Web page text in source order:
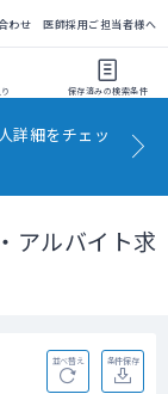
わせ 医師採用ご担当者様へ
保存済みの検索条件
詳細をチェッ
アルバイト求
並べ替え 条件保存